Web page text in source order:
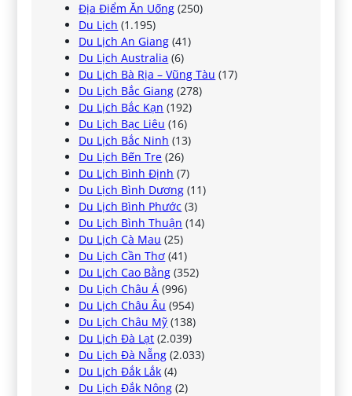
Địa Điểm Ăn Uống (250)
Du Lịch (1.195)
Du Lịch An Giang (41)
Du Lịch Australia (6)
Du Lịch Bà Rịa – Vũng Tàu (17)
Du Lịch Bắc Giang (278)
Du Lịch Bắc Kạn (192)
Du Lịch Bạc Liêu (16)
Du Lịch Bắc Ninh (13)
Du Lịch Bến Tre (26)
Du Lịch Bình Định (7)
Du Lịch Bình Dương (11)
Du Lịch Bình Phước (3)
Du Lịch Bình Thuận (14)
Du Lịch Cà Mau (25)
Du Lịch Cần Thơ (41)
Du Lịch Cao Bằng (352)
Du Lịch Châu Á (996)
Du Lịch Châu Âu (954)
Du Lịch Châu Mỹ (138)
Du Lịch Đà Lạt (2.039)
Du Lịch Đà Nẵng (2.033)
Du Lịch Đắk Lắk (4)
Du Lịch Đắk Nông (2)